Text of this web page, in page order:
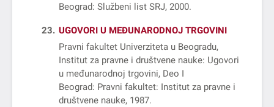
Beograd: Službeni list SRJ, 2000
23
UGOVORI U MEĐUNARODNOJ TRGOVINI
Pravni fakultet Univerziteta u Beogradu,
Institut za pravne i društvene nauke: Ugovori
u međunarodnoj trgovini, Deo I
Beograd: Pravni fakultet: Institut za pravne i
društvene nauke, 1987